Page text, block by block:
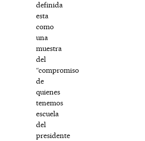
definida
esta
como
una
muestra
del
“compromiso
de
quienes
tenemos
escuela
del
presidente